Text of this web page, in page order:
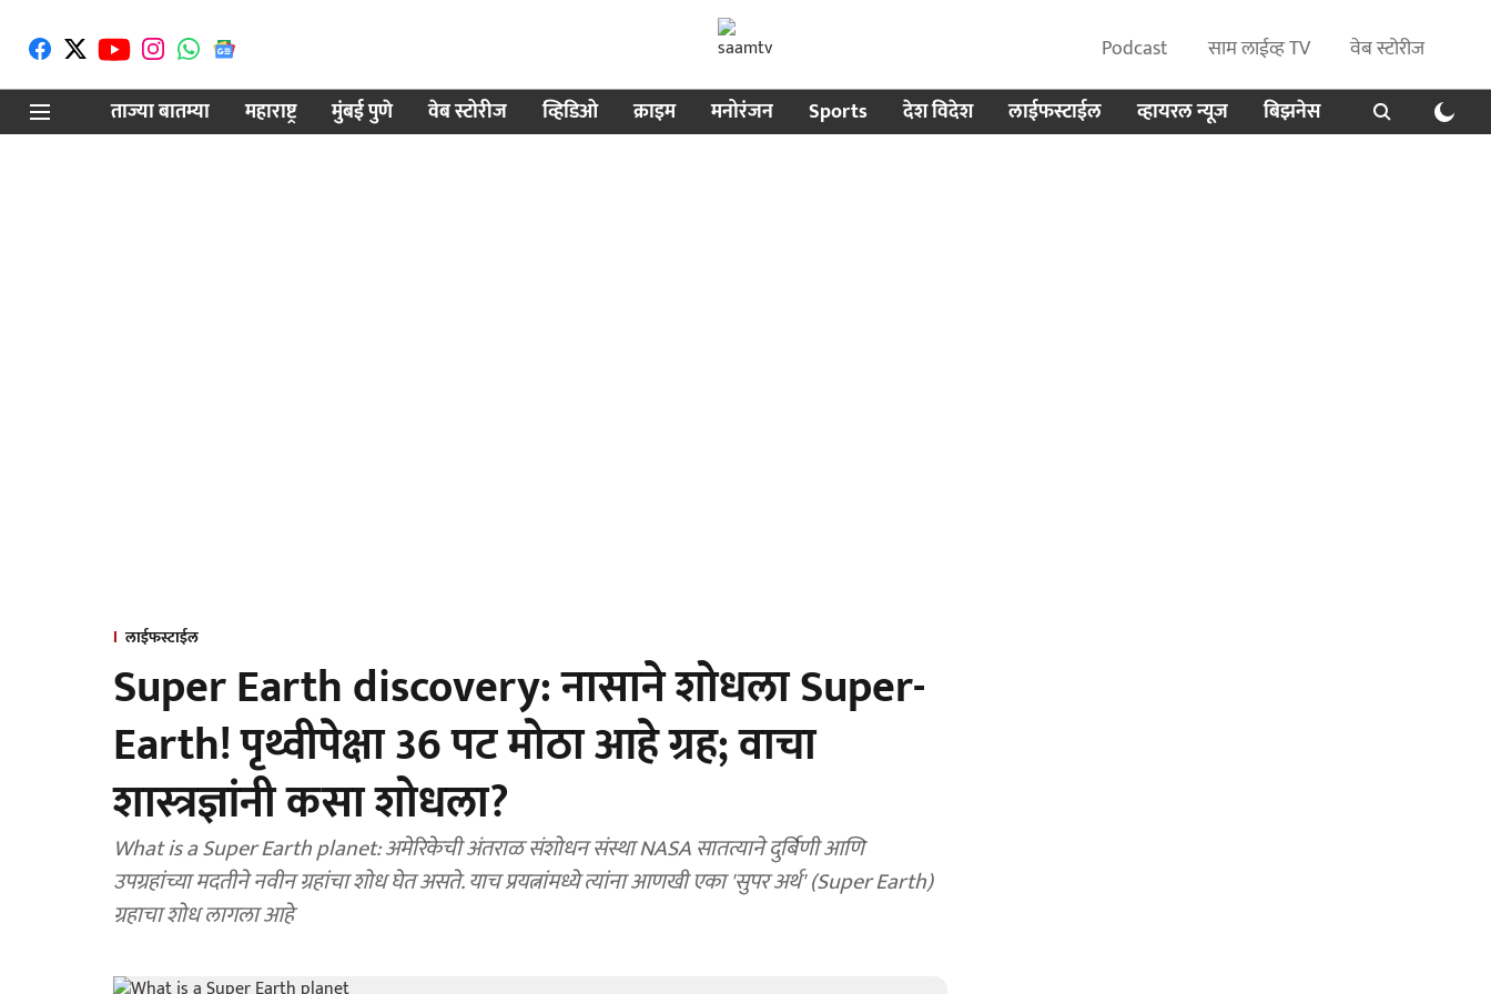
Podcast साम लाईव्ह TV
वेब स्टोरीज
ताज्या बातम्या
महाराष्ट्र मुंबई पुणे वेब स्टोरीज व्हिडिओ क्राइम मनोरंजन Sports देश विदेश लाईफस्टाईल व्हायरल न्यूज बिझनेस
लाईफस्टाईल
Super Earth discovery: नासाने शोधला Super-
Earth! पृथ्वीपेक्षा 36 पट मोठा आहे ग्रह; वाचा
शास्त्रज्ञांनी कसा शोधला?
What is a Super Earth planet: अमेरिकेची अंतराळ संशोधन संस्था NASA सातत्याने दुर्बिणी आणि
उपग्रहांच्या मदतीने नवीन ग्रहांचा शोध घेत असते. याच प्रयत्नांमध्ये त्यांना आणखी एका 'सुपर अर्थ' (Super Earth)
ग्रहाचा शोध लागला आहे